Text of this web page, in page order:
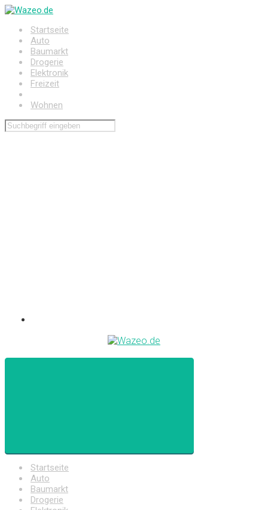
Zum
springenStartseite
Auto
Baumarkt
Drogerie
Elektronik
Freizeit
Wohnen
Startseite
Auto
Baumarkt
Drogerie